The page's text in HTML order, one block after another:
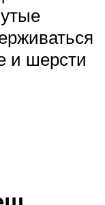
и шерсти